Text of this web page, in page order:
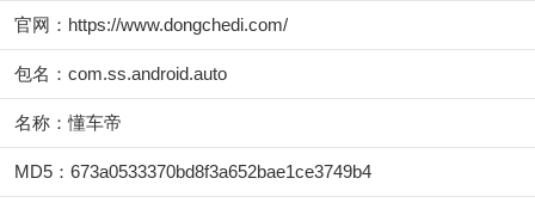
官网： https://www.dongchedi.com/
包名：com.ss.android.auto
名称：懂车帝
MD5：673a0533370bd8f3a652bae1ce3749b4